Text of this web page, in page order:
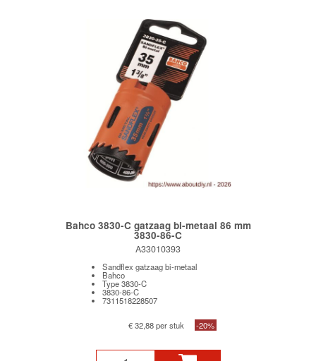
Bahco 3830-C gatzaag bi-metaal 86 mm
3830-86-C
A33010393
Sandflex gatzaag bi-metaal
Bahco
Type 3830-C
3830-86-C
7311518228507
€ 32,88 per stuk -20%